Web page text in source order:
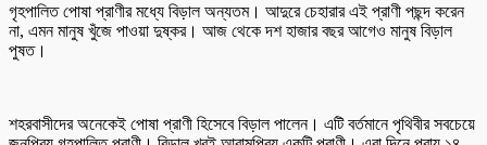
গৃহপালিত পোষা প্রাণীর মধ্যে বিড়াল অন্যতম। আদুরে চেহারার এই প্রাণী পছন্দ করেন
না, এমন মানুষ খুঁজে পাওয়া দুষ্কর। আজ থেকে দশ হাজার বছর আগেও মানুষ বিড়াল
পুষত।
শহরবাসীদের অনেকেই পোষা প্রাণী হিসেবে বিড়াল পালেন। এটি বর্তমানে পৃথিবীর সবচেয়ে